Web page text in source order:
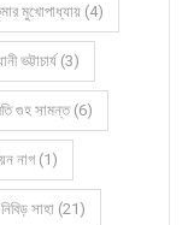
মুখোপাধ্যায় (4)
ভট্টাচার্য (3)
গুহ সামন্ত (6)
নাগ (1)
নিবিড় সাহা (21)